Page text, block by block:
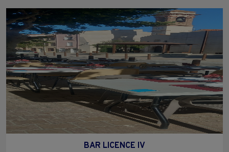
BAR LICENCE IV